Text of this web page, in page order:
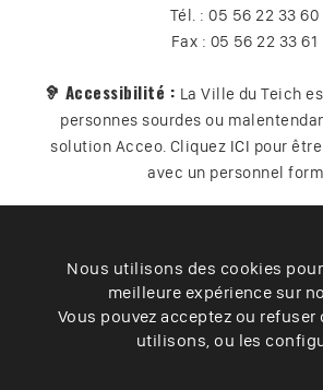
Tél. : 05 56 22 33 60
Fax : 05 56 22 33 61
🦻 Accessibilité : La Ville du Teich
personnes sourdes ou
solution Acceo. Cliquez ICI pour
avec un personnel
Plan du site Contact Vos
Accessibilité
Nous utilisons des cookies
meilleure expérience sur
Vous pouvez acceptez ou refuser
utilisons, ou les